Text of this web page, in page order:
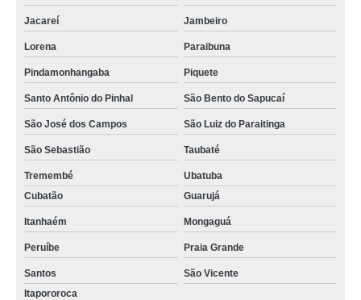
Jacareí Jambeiro
Lorena Paraibuna
Pindamonhangaba Piquete
Santo Antônio do Pinhal São Bento do Sapucaí
São José dos Campos São Luiz do Paraitinga
São Sebastião Taubaté
Tremembé
Ubatuba
Cubatão
Guarujá
Itanhaém Mongaguá
Peruíbe Praia Grande
Santos
São Vicente
Itapororoca